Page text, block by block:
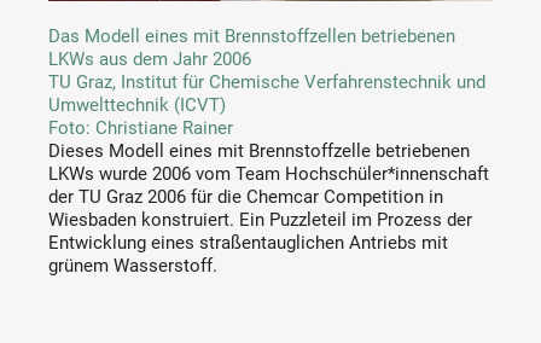
Das Modell eines mit Brennstoffzellen betriebenen
LKWs aus dem Jahr 2006
TU Graz, Institut für Chemische Verfahrenstechnik und
Umwelttechnik (ICVT)
Foto: Christiane Rainer
Dieses Modell eines mit Brennstoffzelle betriebenen
LKWs wurde 2006 vom Team Hochschüler*innenschaft
der TU Graz 2006 für die Chemcar Competition in
Wiesbaden konstruiert. Ein Puzzleteil im Prozess der
Entwicklung eines straßentauglichen Antriebs mit
grünem Wasserstoff.